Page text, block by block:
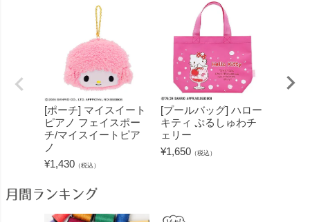
[ポーチ] マイスイート
ピアノ フェイスポー
チ/マイスイートピア
ノ
¥1,430 （税込）
[プールバッグ] ハロー
キティ ぷるしゅわチ
ェリー
¥1,650 （税込）
月間ランキング